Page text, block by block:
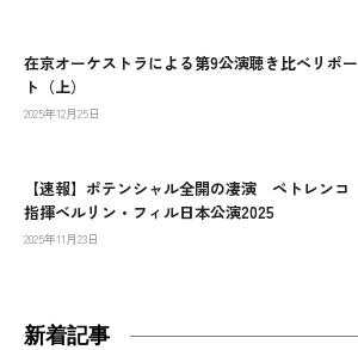
在京オーケストラによる第9公演聴き比べリポー
ト（上）
2025年12月25日
【速報】ポテンシャル全開の凄演 ペトレンコ
指揮ベルリン・フィル日本公演2025
2025年11月23日
新着記事